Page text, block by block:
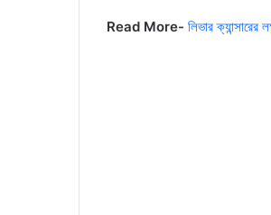
Read More- লিভার